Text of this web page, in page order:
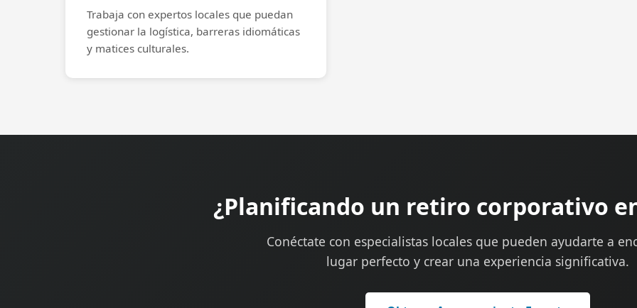
Trabaja con expertos locales que puedan
gestionar la logística, barreras idiomáticas
y matices culturales.
¿Planificando un retiro corporativo
Conéctate con especialistas locales que pueden ayudarte a
lugar perfecto y crear una experiencia significativa.